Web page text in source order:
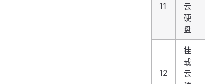
11
云
硬
盘
12
挂
载
云